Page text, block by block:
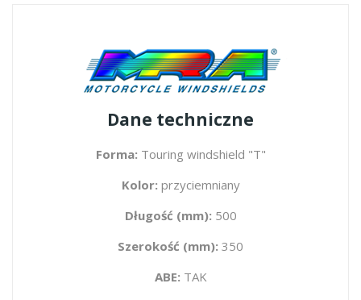
Dane techniczne
Forma: Touring windshield "T"
Kolor: przyciemniany
Długość (mm): 500
Szerokość (mm): 350
ABE: TAK